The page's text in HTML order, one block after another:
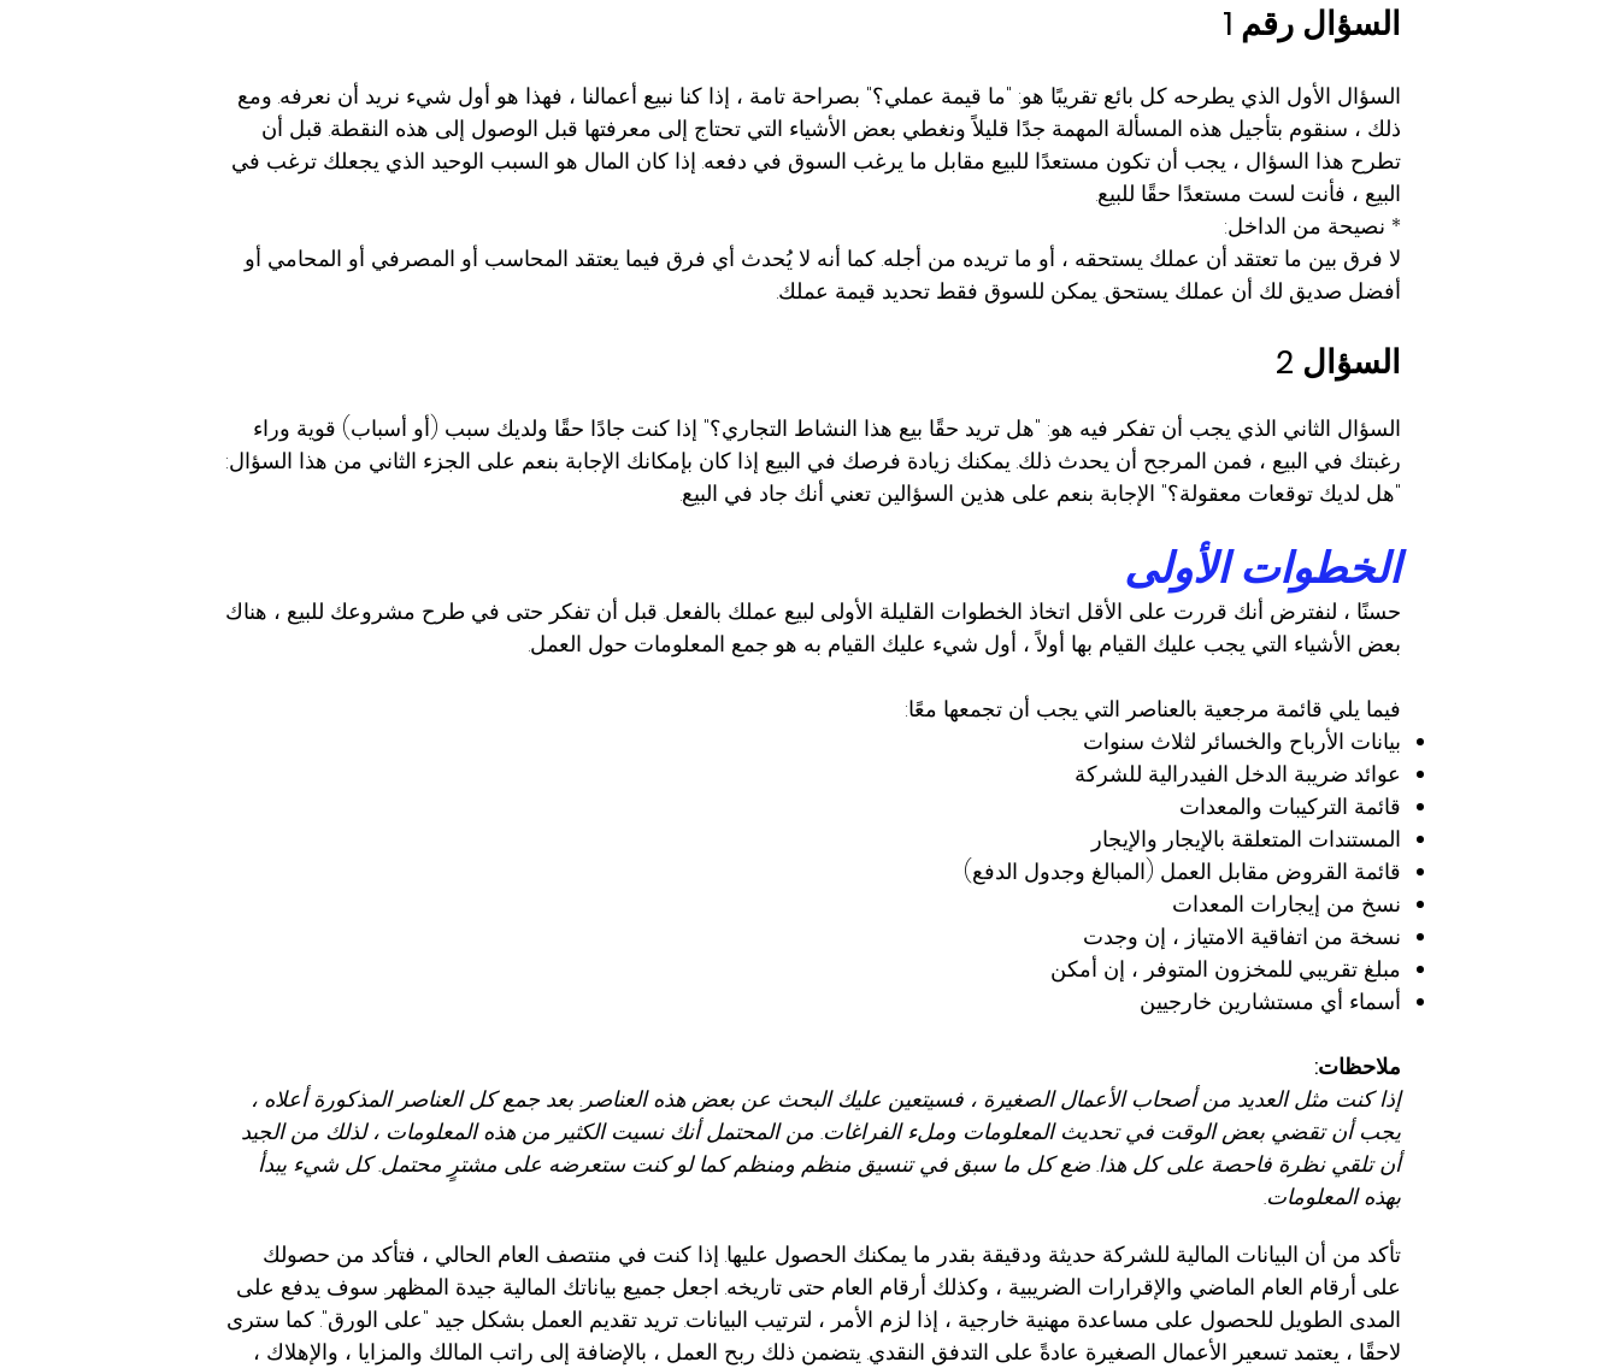
السؤال رقم 1
السؤال الأول الذي يطرحه كل بائع تقريبًا هو: "ما قيمة عملي؟" بصراحة تامة ، إذا كنا نبيع أعمالنا ، فهذا هو أول شيء نريد أن نعرفه. ومع
ذلك ، سنقوم بتأجيل هذه المسألة المهمة جدًا قليلاً ونغطي بعض الأشياء التي تحتاج إلى معرفتها قبل الوصول إلى هذه النقطة. قبل أن
تطرح هذا السؤال ، يجب أن تكون مستعدًا للبيع مقابل ما يرغب السوق في دفعه. إذا كان المال هو السبب الوحيد الذي يجعلك ترغب في
البيع ، فأنت لست مستعدًا حقًا للبيع.
* نصيحة من الداخل:
لا فرق بين ما تعتقد أن عملك يستحقه ، أو ما تريده من أجله. كما أنه لا يُحدث أي فرق فيما يعتقد المحاسب أو المصرفي أو المحامي أو
أفضل صديق لك أن عملك يستحق. يمكن للسوق فقط تحديد قيمة عملك.
السؤال 2
السؤال الثاني الذي يجب أن تفكر فيه هو: "هل تريد حقًا بيع هذا النشاط التجاري؟" إذا كنت جادًا حقًا ولديك سبب (أو أسباب) قوية وراء
رغبتك في البيع ، فمن المرجح أن يحدث ذلك. يمكنك زيادة فرصك في البيع إذا كان بإمكانك الإجابة بنعم على الجزء الثاني من هذا السؤال:
"هل لديك توقعات معقولة؟" الإجابة بنعم على هذين السؤالين تعني أنك جاد في البيع.
الخطوات الأولى
حسنًا ، لنفترض أنك قررت على الأقل اتخاذ الخطوات القليلة الأولى لبيع عملك بالفعل. قبل أن تفكر حتى في طرح مشروعك للبيع ، هناك
بعض الأشياء التي يجب عليك القيام بها أولاً ، أول شيء عليك القيام به هو جمع المعلومات حول العمل.
فيما يلي قائمة مرجعية بالعناصر التي يجب أن تجمعها معًا:
بيانات الأرباح والخسائر لثلاث سنوات
عوائد ضريبة الدخل الفيدرالية للشركة
قائمة التركيبات والمعدات
المستندات المتعلقة بالإيجار والإيجار
قائمة القروض مقابل العمل (المبالغ وجدول الدفع)
نسخ من إيجارات المعدات
نسخة من اتفاقية الامتياز ، إن وجدت
مبلغ تقريبي للمخزون المتوفر ، إن أمكن
أسماء أي مستشارين خارجيين
ملاحظات:
إذا كنت مثل العديد من أصحاب الأعمال الصغيرة ، فسيتعين عليك البحث عن بعض هذه العناصر. بعد جمع كل العناصر المذكورة أعلاه ،
يجب أن تقضي بعض الوقت في تحديث المعلومات وملء الفراغات. من المحتمل أنك نسيت الكثير من هذه المعلومات ، لذلك من الجيد
أن تلقي نظرة فاحصة على كل هذا. ضع كل ما سبق في تنسيق منظم ومنظم كما لو كنت ستعرضه على مشترٍ محتمل. كل شيء يبدأ
بهذه المعلومات.
تأكد من أن البيانات المالية للشركة حديثة ودقيقة بقدر ما يمكنك الحصول عليها. إذا كنت في منتصف العام الحالي ، فتأكد من حصولك
على أرقام العام الماضي والإقرارات الضريبية ، وكذلك أرقام العام حتى تاريخه. اجعل جميع بياناتك المالية جيدة المظهر. سوف يدفع على
المدى الطويل للحصول على مساعدة مهنية خارجية ، إذا لزم الأمر ، لترتيب البيانات. تريد تقديم العمل بشكل جيد "على الورق". كما سترى
لاحقًا ، يعتمد تسعير الأعمال الصغيرة عادةً على التدفق النقدي. يتضمن ذلك ربح العمل ، بالإضافة إلى راتب المالك والمزايا ، والإهلاك ،